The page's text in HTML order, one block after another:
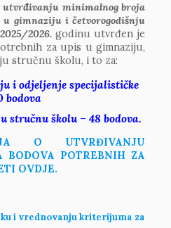
utvrđivanju minimalnog broja
u gimnaziju i četvorogodišnju
2026. godinu utvrđen je
za upis u gimnaziju,
stručnu školu, i to za:
i odjeljenje specijalističke
bodova
stručnu školu – 48 bodova.
O UTVRĐIVANJU
POTREBNIH ZA
OVDJE.
i vrednovanju kriterijuma za